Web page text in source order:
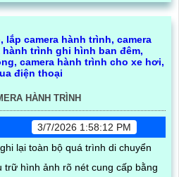
HÀNH TRÌNH
3/7/2026 1:58:12 PM
lại toàn bộ quá trình di chuyển
hình ảnh rõ nét cung cấp bằng